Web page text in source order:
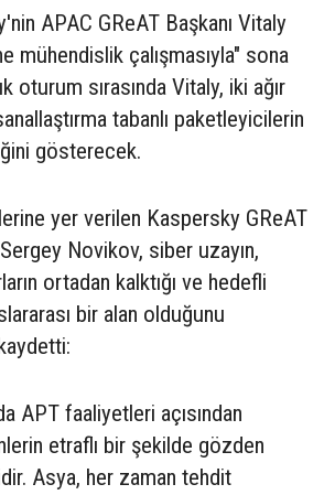
APAC GReAT Başkanı Vitaly
mühendislik çalışmasıyla" sona
oturum sırasında Vitaly, iki ağır
tabanlı paketleyicilerin
gösterecek.
yer verilen Kaspersky GReAT
Sergey Novikov, siber uzayın,
ortadan kalktığı ve hedefli
bir alan olduğunu
APT faaliyetleri açısından
etraflı bir şekilde gözden
Asya, her zaman tehdit